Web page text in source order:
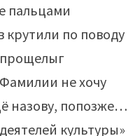
пальцами
крутили по поводу
не хочу
назову, попозже…
культуры»